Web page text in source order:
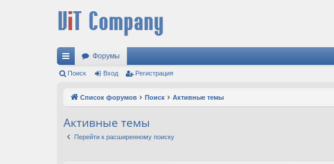
с
и
Форумы
Поиск Вход Регистрация
Список форумов Поиск Активные темы
Активные темы
Перейти к расширенному поиску